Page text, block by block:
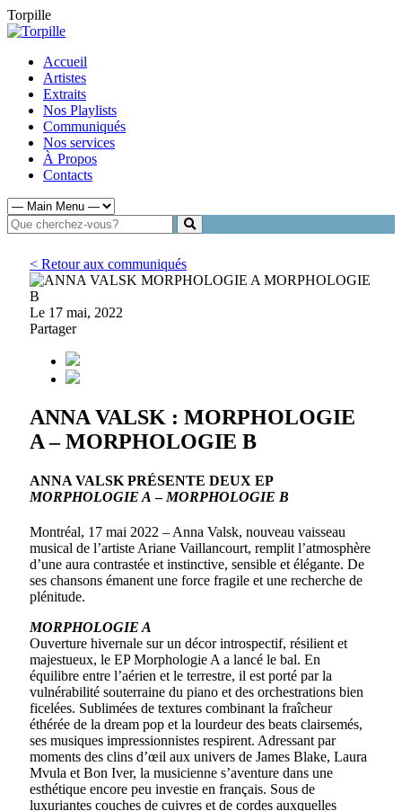
Torpille
Accueil
Artistes
Extraits
Nos Playlists
Communiqués
Nos services
À Propos
Contacts
< Retour aux communiqués
Le 17 mai, 2022
Partager
ANNA VALSK : MORPHOLOGIE
A – MORPHOLOGIE B
ANNA VALSK PRÉSENTE DEUX EP
MORPHOLOGIE A – MORPHOLOGIE B
Montréal, 17 mai 2022 – Anna Valsk, nouveau vaisseau
musical de l’artiste Ariane Vaillancourt, remplit l’atmosphère
d’une aura contrastée et instinctive, sensible et élégante. De
ses chansons émanent une force fragile et une recherche de
plénitude.
MORPHOLOGIE A
Ouverture hivernale sur un décor introspectif, résilient et
majestueux, le EP Morphologie A a lancé le bal. En
équilibre entre l’aérien et le terrestre, il est porté par la
vulnérabilité souterraine du piano et des orchestrations bien
ficelées. Sublimées de textures combinant la fraîcheur
éthérée de la dream pop et la lourdeur des beats clairsemés,
ses musiques impressionnistes respirent. Adressant par
moments des clins d’œil aux univers de James Blake, Laura
Mvula et Bon Iver, la musicienne s’aventure dans une
esthétique encore peu investie en français. Sous de
luxuriantes couches de cuivres et de cordes auxquelles